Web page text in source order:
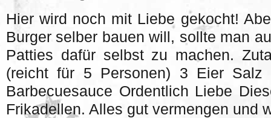
Hier wird noch mit Liebe gekocht!
Burger selber bauen will, sollte man
Patties dafür selbst zu machen.
(reicht für 5 Personen) 3 Eier Salz
Barbecuesauce Ordentlich Liebe
Frikadellen. Alles gut vermengen und